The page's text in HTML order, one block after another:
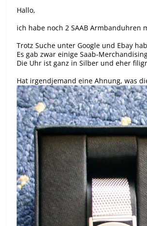
Hallo,
ich habe noch 2 SAAB Armbanduhren
Trotz Suche unter Google und Ebay
Es gab zwar einige Saab-
Die Uhr ist ganz in Silber und eher
Hat irgendjemand eine Ahnung, was